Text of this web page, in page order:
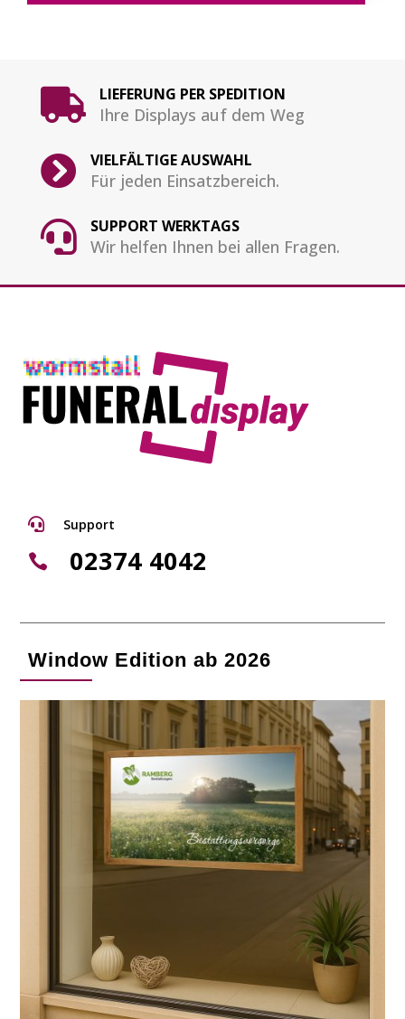
 LIEFERUNG PER SPEDITION
Ihre Displays auf dem Weg
 VIELFÄLTIGE AUSWAHL
Für jeden Einsatzbereich.
 SUPPORT WERKTAGS
Wir helfen Ihnen bei allen Fragen.
 Support
 02374 4042
Window Edition ab 2026